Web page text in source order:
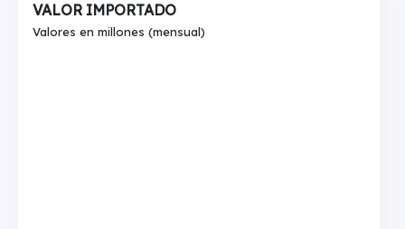
VALOR IMPORTADO
Valores en millones (mensual)